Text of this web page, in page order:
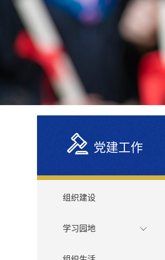
党建工作
组织建设
学习园地